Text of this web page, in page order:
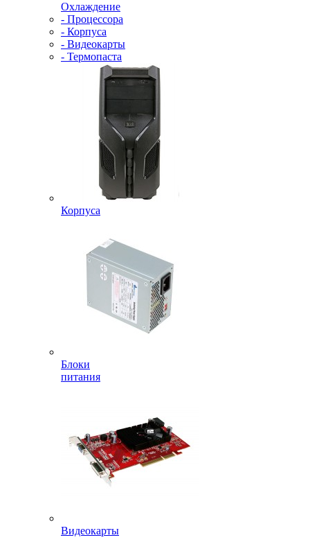
Охлаждение
- Процессора
- Корпуса
- Видеокарты
- Термопаста
Корпуса
Блоки
питания
Видеокарты